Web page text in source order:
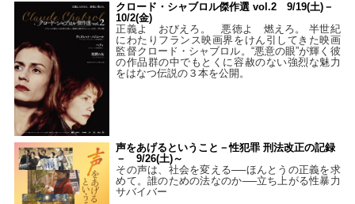
クロード・シャブロル傑作選 vol.2 9/19(土)－
10/2(金)
正義よ おびえろ。 悪徳よ 燃えろ。 半世紀
にわたりフランス映画界をけん引してきた映画
監督クロード・シャブロル。“悪意の眼”が輝く彼
の作品群の中でもとくに容赦のない強烈な魅力
をはなつ伝説の３本を公開。
声をあげるということ－性犯罪 刑法改正の記録
－ 9/26(土)～
その声は、社会を変える──ほんとうの正義を求
めて。誰のための法なのか──立ち上がる性暴力
サバイバー